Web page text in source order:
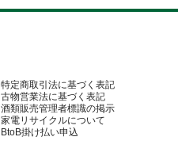
特定商取引法に基づく表記
古物営業法に基づく表記
酒類販売管理者標識の掲示
家電リサイクルについて
BtoB掛け払い申込